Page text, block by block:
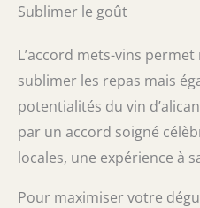
Sublimer le goût
L’accord mets-vins
sublimer les repas mais
potentialités du vin
par un accord soigné
locales, une expérience à
Pour maximiser votre